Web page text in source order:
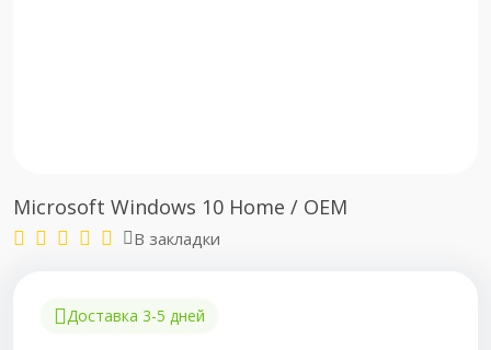
Microsoft Windows 10 Home / OEM
В закладки
Доставка 3-5 дней